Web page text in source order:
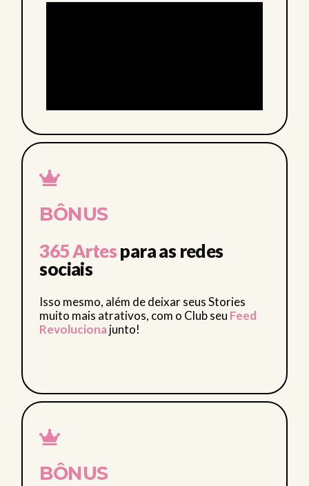
BÔNUS
365 Artespara as redes
sociais
Isso mesmo, além de deixar seus Stories
muito mais atrativos, com o Club seu Feed
Revoluciona junto!
BÔNUS